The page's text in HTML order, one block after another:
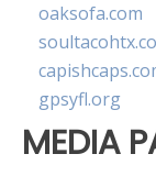
oaksofa.com
gpsyfl.org
MEDIA